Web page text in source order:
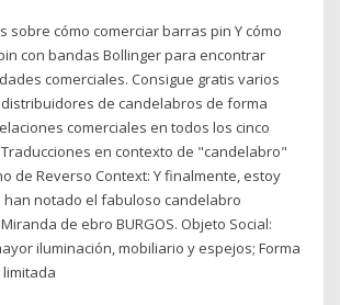
sobre cómo comerciar barras pin Y cómo
con bandas Bollinger para encontrar
comerciales. Consigue gratis varios
de candelabros de forma
comerciales en todos los cinco
en contexto de "candelabro"
de Reverso Context: Y finalmente, estoy
han notado el fabuloso candelabro
de ebro BURGOS. Objeto Social:
iluminación, mobiliario y espejos; Forma